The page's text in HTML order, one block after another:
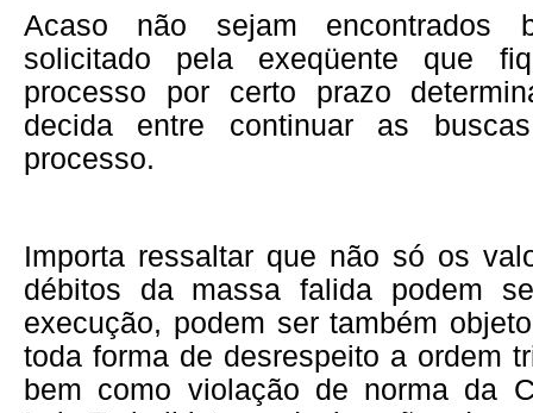
Acaso não sejam encontrados
solicitado pela exeqüente que
processo por certo prazo
decida entre continuar as
processo.
Importa ressaltar que não só os
débitos da massa falida podem
execução, podem ser também
toda forma de desrespeito a ordem
bem como violação de norma da